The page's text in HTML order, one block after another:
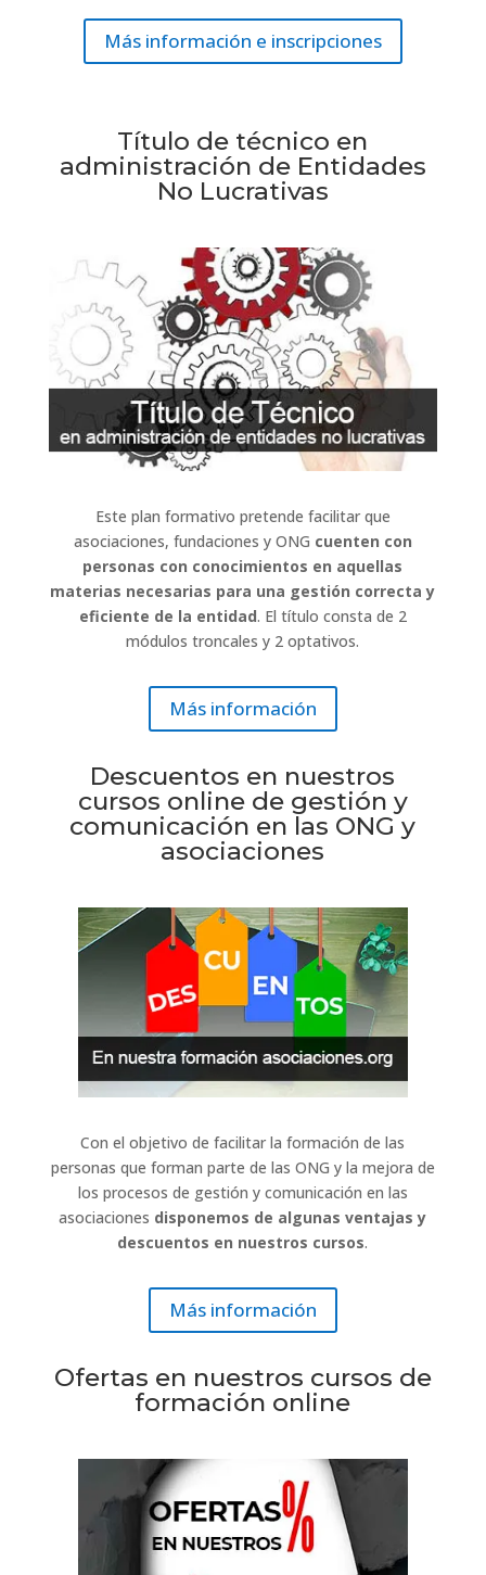
Más información e inscripciones
Título de técnico en
administración de Entidades
No Lucrativas
Este plan formativo pretende facilitar que
asociaciones, fundaciones y ONG cuenten con
personas con conocimientos en aquellas
materias necesarias para una gestión correcta y
eficiente de la entidad. El título consta de 2
módulos troncales y 2 optativos.
Más información
Descuentos en nuestros
cursos online de gestión y
comunicación en las ONG y
asociaciones
Con el objetivo de facilitar la formación de las
personas que forman parte de las ONG y la mejora de
los procesos de gestión y comunicación en las
asociaciones disponemos de algunas ventajas y
descuentos en nuestros cursos.
Más información
Ofertas en nuestros cursos de
formación online